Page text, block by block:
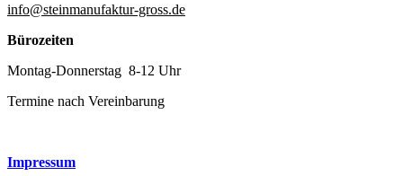
info@steinmanufaktur-gross.de
Bürozeiten
Montag-Donnerstag 8-12 Uhr
Termine nach Vereinbarung
Impressum